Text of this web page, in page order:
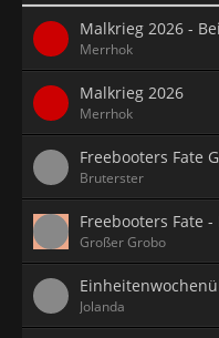
Malkrieg 2026 -
Merrhok
Malkrieg 2026
Merrhok
Freebooters Fate
Bruterster
Freebooters Fate -
Großer Grobo
Jolanda